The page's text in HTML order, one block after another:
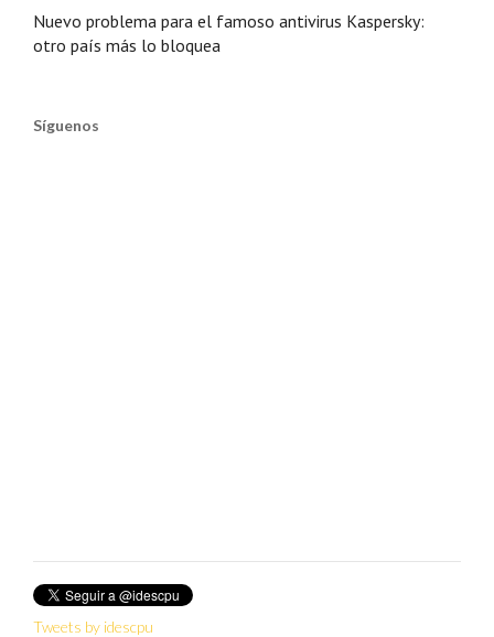
Nuevo problema para el famoso antivirus Kaspersky:
otro país más lo bloquea
Síguenos
Tweets by idescpu